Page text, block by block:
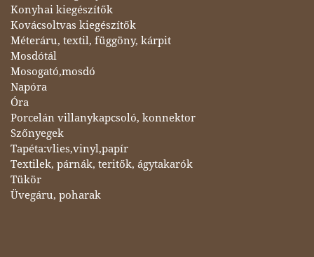
Konyhai kiegészítők
Kovácsoltvas kiegészítők
Méteráru, textil, függöny, kárpit
Mosdótál
Mosogató,mosdó
Napóra
Óra
Porcelán villanykapcsoló, konnektor
Szőnyegek
Tapéta:vlies,vinyl,papír
Textilek, párnák, teritők, ágytakarók
Tükör
Üvegáru, poharak